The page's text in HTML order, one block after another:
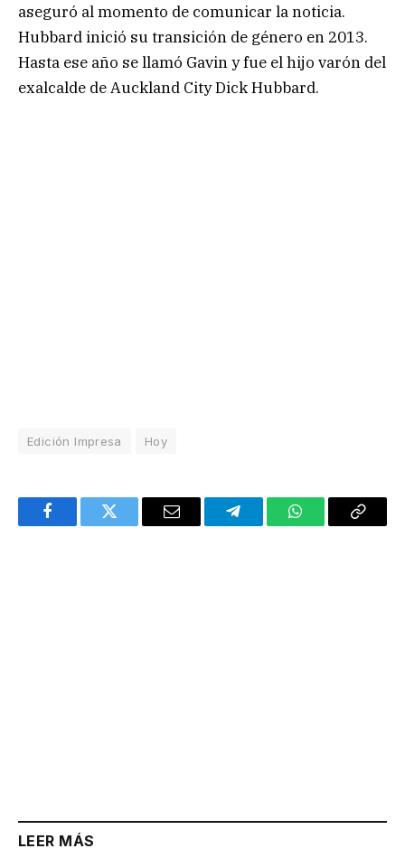
aseguró al momento de comunicar la noticia.
Hubbard inició su transición de género en 2013.
Hasta ese año se llamó Gavin y fue el hijo varón del
exalcalde de Auckland City Dick Hubbard.
Edición Impresa Hoy
FacebookTwitter Email TelegramWhatsAppCopy
LEER MÁS